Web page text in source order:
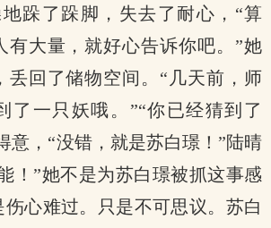
跺了跺脚，失去了耐心，“算
有大量，就好心告诉你吧。”她
丢回了储物空间。“几天前，师
了一只妖哦。”“你已经猜到了
意，“没错，就是苏白璟！”陆晴
！”她不是为苏白璟被抓这事感
心难过。只是不可思议。苏白